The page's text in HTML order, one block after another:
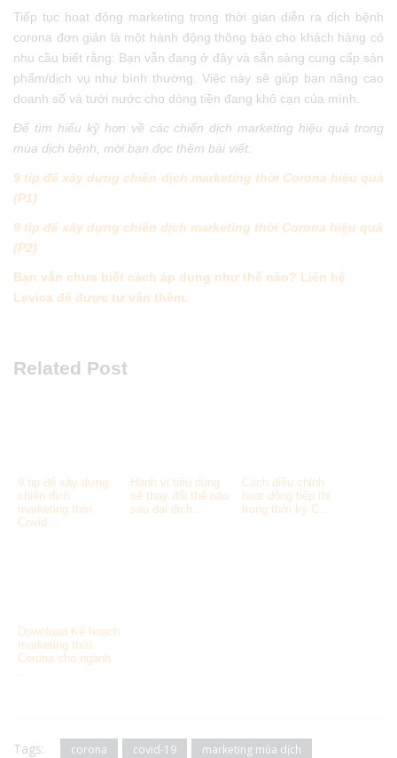
Tiếp tục hoạt động marketing trong thời gian diễn ra dịch bệnh
corona đơn giản là một hành động thông báo cho khách hàng có
nhu cầu biết rằng: Bạn vẫn đang ở đây và sẵn sàng cung cấp sản
phẩm/dịch vụ như bình thường. Việc này sẽ giúp bạn nâng cao
doanh số và tưới nước cho dòng tiền đang khô cạn của mình.
Để tìm hiểu kỹ hơn về các chiến dịch marketing hiệu quả trong
mùa dịch bệnh, mời bạn đọc thêm bài viết:
9 tip để xây dựng chiến dịch marketing thời Corona hiệu quả
(P1)
9 tip để xây dựng chiến dịch marketing thời Corona hiệu quả
(P2)
Bạn vẫn chưa biết cách áp dụng như thế nào? Liên hệ
Levica để được tư vấn thêm.
Related Post
9 tip để xây dựng
chiến dịch
marketing thời
Covid ...
Hành vi tiêu dùng
sẽ thay đổi thế nào
sau đại dịch...
Cách điều chỉnh
hoạt động tiếp thị
trong thời kỳ C...
Download Kế hoạch
marketing thời
Corona cho ngành
Tags: corona covid-19 marketing mùa dịch